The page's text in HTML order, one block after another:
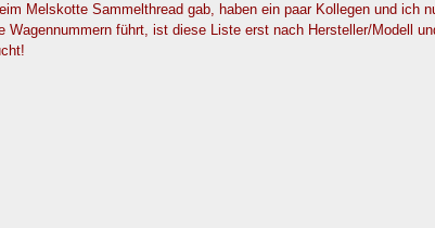
Melskotte Sammelthread gab, haben ein paar Kollegen und
führt, ist diese Liste erst nach Hersteller/Modell